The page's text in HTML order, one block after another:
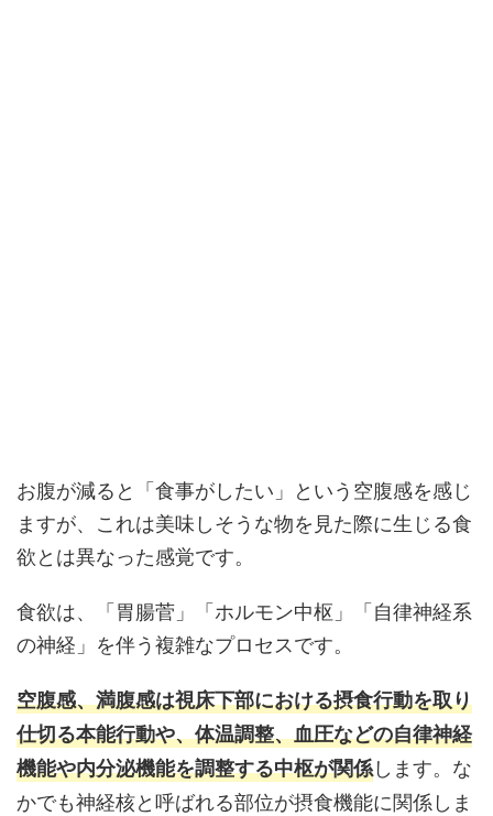
お腹が減ると「食事がしたい」という空腹感を感じ
ますが、これは美味しそうな物を見た際に生じる食
欲とは異なった感覚です。
食欲は、「胃腸菅」「ホルモン中枢」「自律神経系
の神経」を伴う複雑なプロセスです。
空腹感、満腹感は視床下部における摂食行動を取り
仕切る本能行動や、体温調整、血圧などの自律神経
機能や内分泌機能を調整する中枢が関係します。な
かでも神経核と呼ばれる部位が摂食機能に関係しま